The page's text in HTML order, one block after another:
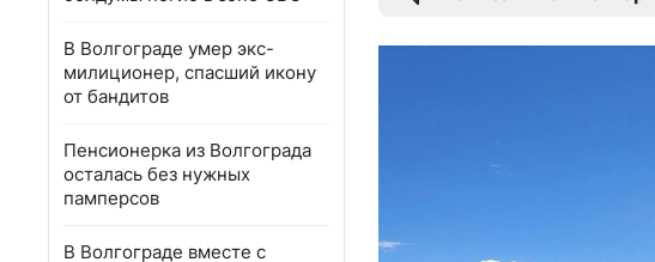
В Волгограде умер экс-
милиционер, спасший икону
от бандитов
Пенсионерка из Волгограда
осталась без нужных
памперсов
В Волгограде вместе с